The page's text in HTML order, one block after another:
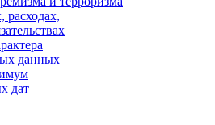
расходах,
данных
дат